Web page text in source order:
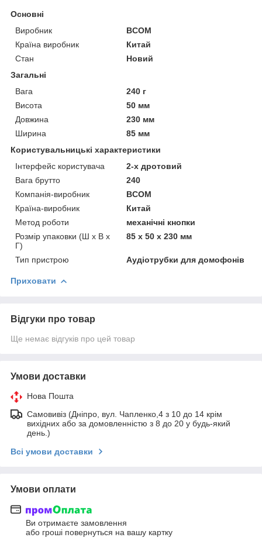
Основні
Виробник
BCOM
Країна виробник
Китай
Стан
Новий
Загальні
Вага
240 г
Висота
50 мм
Довжина
230 мм
Ширина
85 мм
Користувальницькі характеристики
Інтерфейс користувача
2-х дротовий
Вага брутто
240
Компанія-виробник
BCOM
Країна-виробник
Китай
Метод роботи
механічні кнопки
Розмір упаковки (Ш х В х
Г)
85 x 50 x 230 мм
Тип пристрою Аудіотрубки для домофонів
Приховати
Відгуки про товар
Ще немає відгуків про цей товар
Умови доставки
Нова Пошта
Самовивіз (Дніпро, вул. Чапленко,4 з 10 до 14 крім
вихідних або за домовленністю з 8 до 20 у будь-який
день.)
Всі умови доставки
Умови оплати
Ви отримаєте замовлення
або гроші повернуться на вашу картку